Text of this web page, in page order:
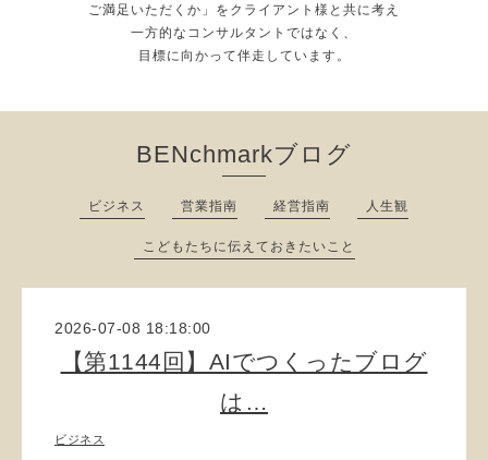
ご満足いただくか」をクライアント様と共に考え
一方的なコンサルタントではなく、
目標に向かって伴走しています。
BENchmarkブログ
ビジネス 営業指南 経営指南 人生観
こどもたちに伝えておきたいこと
2026-07-08 18:18:00
【第1144回】AIでつくったブログ
は…
ビジネス